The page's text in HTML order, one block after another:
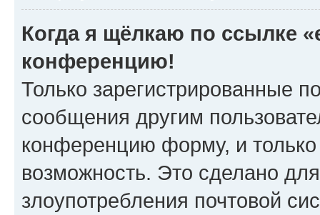
Когда я щёлкаю по ссылке
конференцию!
Только зарегистрированные
сообщения другим
конференцию форму, и
возможность. Это сделано
злоупотребления почтовой